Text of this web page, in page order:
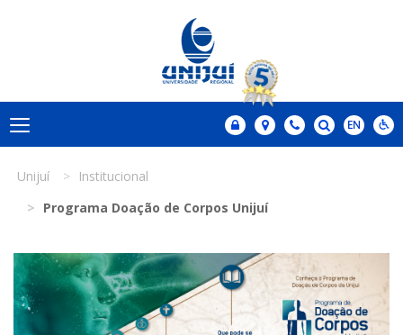
Unijuí
Institucional
Programa Doação de Corpos Unijuí